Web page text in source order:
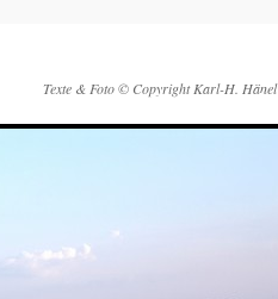
Texte & Foto © Copyright Karl-H. Hänel